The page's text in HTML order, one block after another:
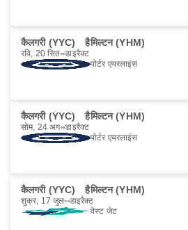
कैलगरी (YYC) हैमिल्टन (YHM)
रवि, 20 सित॰ डाइरैक्ट
पोर्टर एयरलाइंस
कैलगरी (YYC) हैमिल्टन (YHM)
सोम, 24 अग॰ डाइरैक्ट
पोर्टर एयरलाइंस
कैलगरी (YYC) हैमिल्टन (YHM)
शुक्र, 17 जुल॰ डाइरैक्ट
वेस्ट जेट